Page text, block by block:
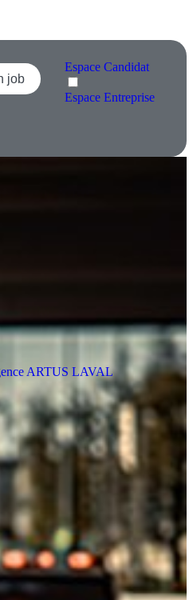
job
EspaceCandidat
EspaceEntreprise
ARTUS LAVAL